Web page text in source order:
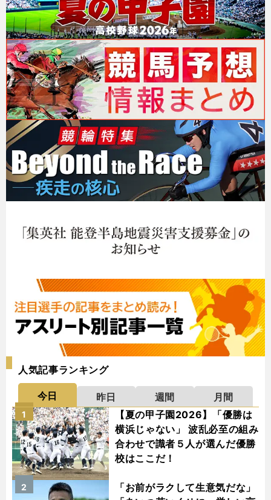
人気記事ランキング
今日 昨日 週間
月間
【夏の甲子園2026】「優勝は
横浜じゃない」 波乱必至の組み
合わせで識者５人が選んだ優勝
校はここだ！
1
「お前がラクして生意気だな」
2